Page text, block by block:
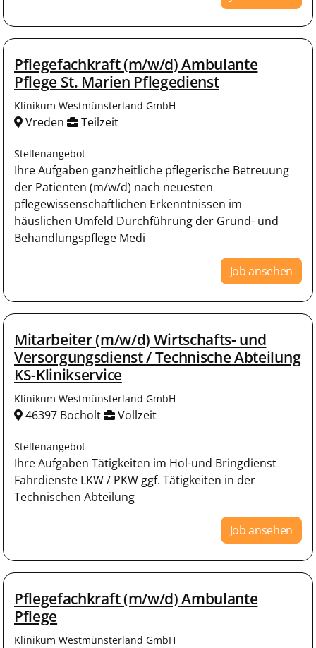
Pflegefachkraft (m/w/d) Ambulante
Pflege St. Marien Pflegedienst
Klinikum Westmünsterland GmbH
Vreden Teilzeit
Stellenangebot
Ihre Aufgaben ganzheitliche pflegerische Betreuung
der Patienten (m/w/d) nach neuesten
pflegewissenschaftlichen Erkenntnissen im
häuslichen Umfeld Durchführung der Grund- und
Behandlungspflege Medi
Job ansehen
Mitarbeiter (m/w/d) Wirtschafts- und
Versorgungsdienst / Technische Abteilung
KS-Klinikservice
Klinikum Westmünsterland GmbH
46397 Bocholt Vollzeit
Stellenangebot
Ihre Aufgaben Tätigkeiten im Hol-und Bringdienst
Fahrdienste LKW / PKW ggf. Tätigkeiten in der
Technischen Abteilung
Job ansehen
Pflegefachkraft (m/w/d) Ambulante
Pflege
Klinikum Westmünsterland GmbH